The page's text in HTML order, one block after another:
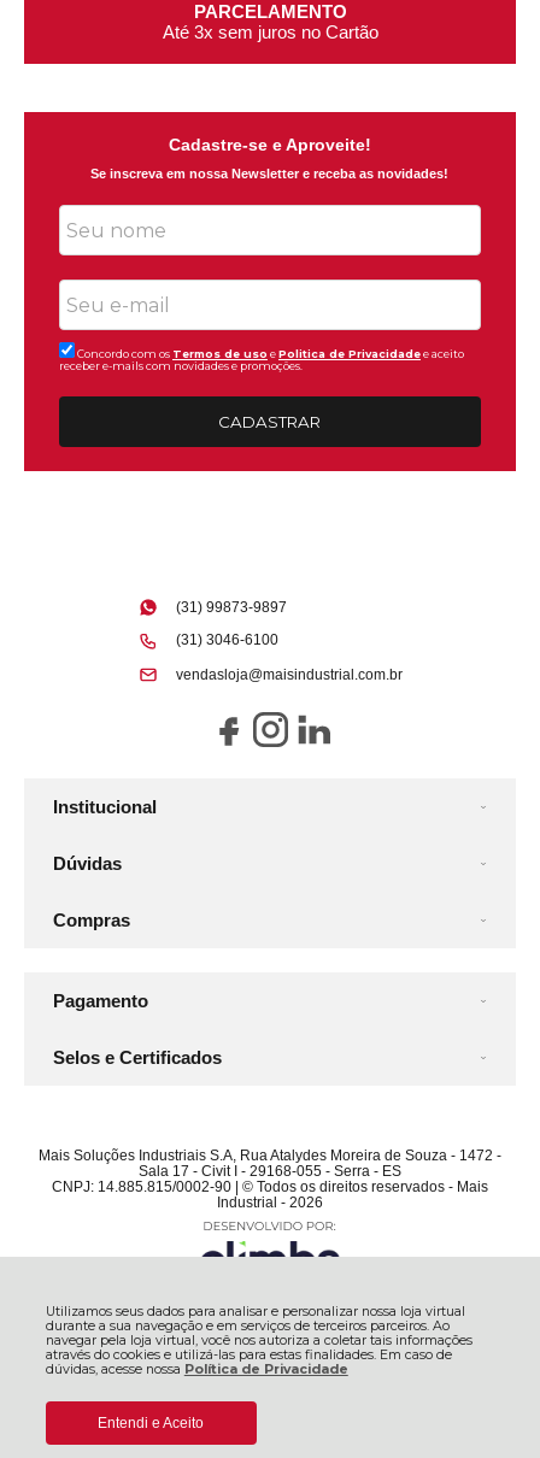
Utilizamos seus dados para analisar e personalizar nossa loja virtual
durante a sua navegação e em serviços de terceiros parceiros. Ao
navegar pela loja virtual, você nos autoriza a coletar tais informações
através do cookies e utilizá-las para estas finalidades. Em caso de
dúvidas, acesse nossa Política de Privacidade
Entendi e Aceito
TROCAS E DEVOLUÇÕES
7 dias para devolver a compra
Cadastre-se e Aproveite!
Se inscreva em nossa Newsletter e receba as novidades!
Concordo com os Termos de uso ePolitica de Privacidadee aceito
receber e-mails com novidades e promoções.
CADASTRAR
Institucional
Dúvidas
Compras
(31) 99873-9897
(31) 3046-6100
vendasloja@maisindustrial.com.br
Pagamento
Selos e Certificados
Mais Soluções Industriais S.A, Rua Atalydes Moreira de Souza - 1472 -
Sala 17 - Civit I - 29168-055 - Serra - ES
CNPJ: 14.885.815/0002-90 | © Todos os direitos reservados - Mais
Industrial - 2026
R$ 519,26